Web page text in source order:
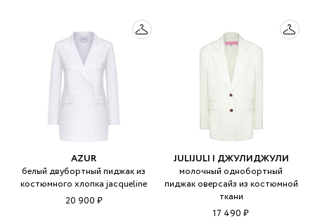
AZUR
белый двубортный пиджак из
костюмного хлопка jacqueline
20 900 ₽
JULIJULI | ДЖУЛИДЖУЛИ
молочный однобортный
пиджак оверсайз из костюмной
ткани
17 490 ₽